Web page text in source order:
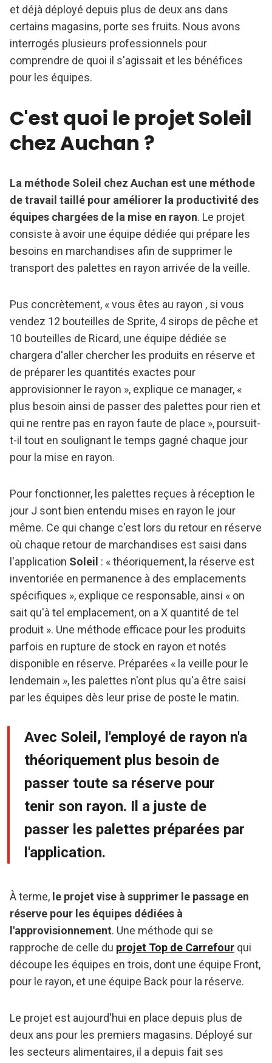
et déjà déployé depuis plus de deux ans dans
certains magasins, porte ses fruits. Nous avons
interrogés plusieurs professionnels pour
comprendre de quoi il s'agissait et les bénéfices
pour les équipes.
C'est quoi le projet Soleil
chez Auchan ?
La méthode Soleil chez Auchan est une méthode
de travail taillé pour améliorer la productivité des
équipes chargées de la mise en rayon. Le projet
consiste à avoir une équipe dédiée qui prépare les
besoins en marchandises afin de supprimer le
transport des palettes en rayon arrivée de la veille.
Pus concrètement, « vous êtes au rayon , si vous
vendez 12 bouteilles de Sprite, 4 sirops de pêche et
10 bouteilles de Ricard, une équipe dédiée se
chargera d'aller chercher les produits en réserve et
de préparer les quantités exactes pour
approvisionner le rayon », explique ce manager, «
plus besoin ainsi de passer des palettes pour rien et
qui ne rentre pas en rayon faute de place », poursuit-
t-il tout en soulignant le temps gagné chaque jour
pour la mise en rayon.
Pour fonctionner, les palettes reçues à réception le
jour J sont bien entendu mises en rayon le jour
même. Ce qui change c'est lors du retour en réserve
où chaque retour de marchandises est saisi dans
l'application Soleil : « théoriquement, la réserve est
inventoriée en permanence à des emplacements
spécifiques », explique ce responsable, ainsi « on
sait qu'à tel emplacement, on a X quantité de tel
produit ». Une méthode efficace pour les produits
parfois en rupture de stock en rayon et notés
disponible en réserve. Préparées « la veille pour le
lendemain », les palettes n'ont plus qu'a être saisi
par les équipes dès leur prise de poste le matin.
Avec Soleil, l'employé de rayon n'a
théoriquement plus besoin de
passer toute sa réserve pour
tenir son rayon. Il a juste de
passer les palettes préparées par
l'application.
À terme, le projet vise à supprimer le passage en
réserve pour les équipes dédiées à
l'approvisionnement. Une méthode qui se
rapproche de celle du projet Top de Carrefour qui
découpe les équipes en trois, dont une équipe Front,
pour le rayon, et une équipe Back pour la réserve.
Le projet est aujourd'hui en place depuis plus de
deux ans pour les premiers magasins. Déployé sur
les secteurs alimentaires, il a depuis fait ses